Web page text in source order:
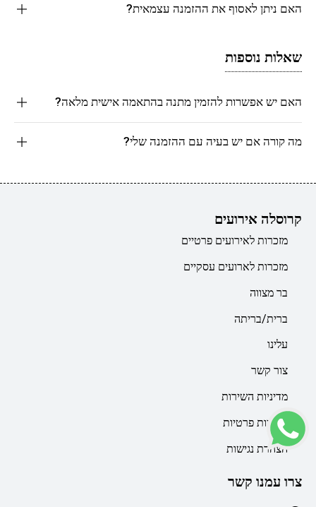
האם ניתן לאסוף את ההזמנה עצמאית?
שאלות נוספות
האם יש אפשרות להזמין מתנה בהתאמה אישית מלאה?
מה קורה אם יש בעיה עם ההזמנה שלי?
קרוסלה אירועים
מזכרות לאירועים פרטיים
מזכרות לארועים עסקיים
בר מצווה
ברית/בריתה
עלינו
צור קשר
מדיניות השירות
מדיניות פרטיות
הצהרת נגישות
צרו עמנו קשר